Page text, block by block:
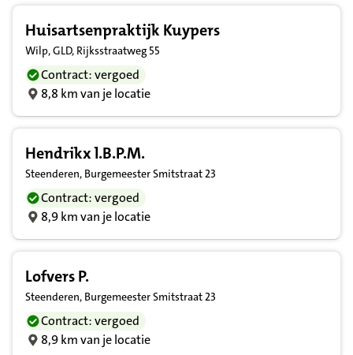
Huisartsenpraktijk Kuypers
Wilp, GLD, Rijksstraatweg 55
Contract: vergoed
8,8 km van je locatie
Hendrikx l.B.P.M.
Steenderen, Burgemeester Smitstraat 23
Contract: vergoed
8,9 km van je locatie
Lofvers P.
Steenderen, Burgemeester Smitstraat 23
Contract: vergoed
8,9 km van je locatie